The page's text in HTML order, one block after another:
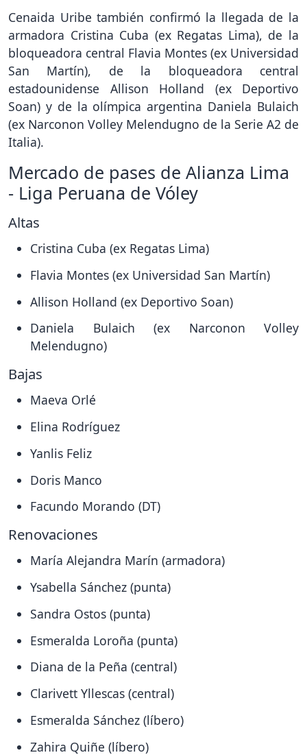
Cenaida Uribe también confirmó la llegada de la
armadora Cristina Cuba (ex Regatas Lima), de la
bloqueadora central Flavia Montes (ex Universidad
San Martín), de la bloqueadora central
estadounidense Allison Holland (ex Deportivo
Soan) y de la olímpica argentina Daniela Bulaich
(ex Narconon Volley Melendugno de la Serie A2 de
Italia).
Mercado de pases de Alianza Lima
- Liga Peruana de Vóley
Altas
Cristina Cuba (ex Regatas Lima)
Flavia Montes (ex Universidad San Martín)
Allison Holland (ex Deportivo Soan)
Daniela Bulaich (ex Narconon Volley
Melendugno)
Bajas
Maeva Orlé
Elina Rodríguez
Yanlis Feliz
Doris Manco
Facundo Morando (DT)
Renovaciones
María Alejandra Marín (armadora)
Ysabella Sánchez (punta)
Sandra Ostos (punta)
Esmeralda Loroña (punta)
Diana de la Peña (central)
Clarivett Yllescas (central)
Esmeralda Sánchez (líbero)
Zahira Quiñe (líbero)